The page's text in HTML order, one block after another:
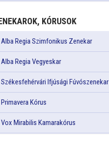
KÓRUSOK
Alba Regia Szimfonikus Zenekar
Alba Regia Vegyeskar
Székesfehérvári Ifjúsági Fúvószenekar
Primavera Kórus
Vox Mirabilis Kamarakórus